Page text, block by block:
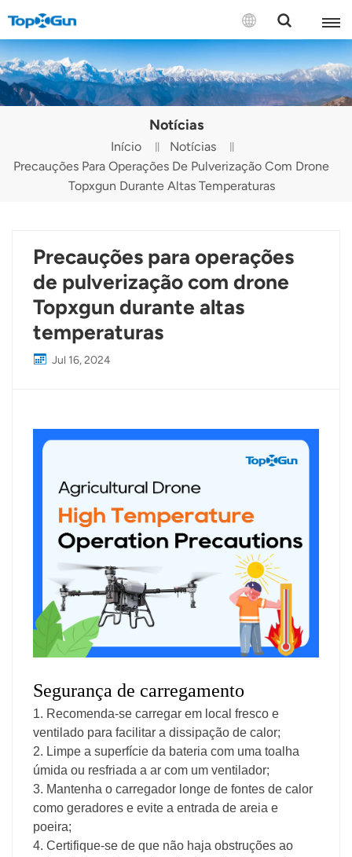
CONTATE-NOS
English
Español
Русский
Türkçe
Tiếng Việt
Notícias
Início
Notícias
Precauções Para Operações De Pulverização Com Drone
Topxgun Durante Altas Temperaturas
Precauções para operações
de pulverização com drone
Topxgun durante altas
temperaturas
Jul 16, 2024
Segurança de carregamento
1. Recomenda-se carregar em local fresco e
ventilado para facilitar a dissipação de calor;
2. Limpe a superfície da bateria com uma toalha
úmida ou resfriada a ar com um ventilador;
3. Mantenha o carregador longe de fontes de calor
como geradores e evite a entrada de areia e
poeira;
4. Certifique-se de que não haja obstruções ao